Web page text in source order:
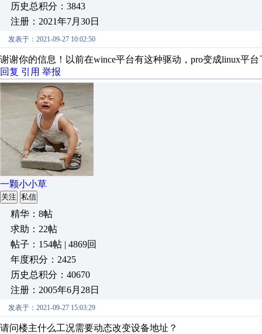
历史总积分：3843
注册：2021年7月30日
发表于：2021-09-27 10:02:50
谢谢你的信息！以前在wince平台有这种驱动，pro变成linux平
回复 引用 举报
一颗小小草
关注 私信
精华：8帖
求助：22帖
帖子：154帖 | 4869回
年度积分：2425
历史总积分：40670
注册：2005年6月28日
发表于：2021-09-27 15:03:29
请问楼主什么工况需要动态改变设备地址？